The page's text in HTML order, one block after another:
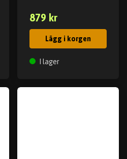
879 kr
Lägg i korgen
I lager